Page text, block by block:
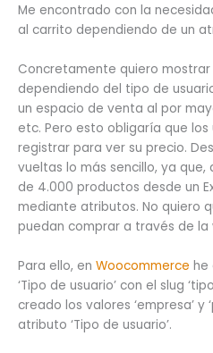
Me encontrado con la
al carrito dependiendo de un
Concretamente quiero
dependiendo del tipo de
un espacio de venta al por
etc. Pero esto obligaría que
registrar para ver su precio.
vueltas lo más sencillo, ya
de 4.000 productos desde un
mediante atributos. No quiero
puedan comprar a través de la
Para ello, en Woocommerce he
‘Tipo de usuario’ con el slug
creado los valores ‘empresa’ y
atributo ‘Tipo de usuario’.